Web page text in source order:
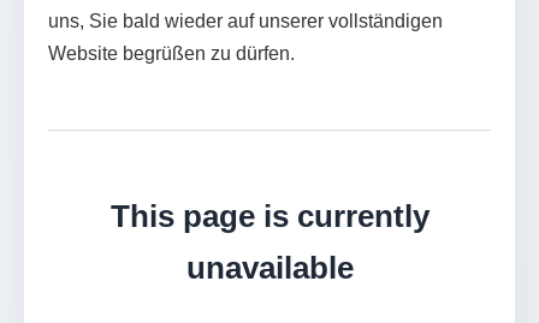
uns, Sie bald wieder auf unserer vollständigen
Website begrüßen zu dürfen.
This page is currently
unavailable